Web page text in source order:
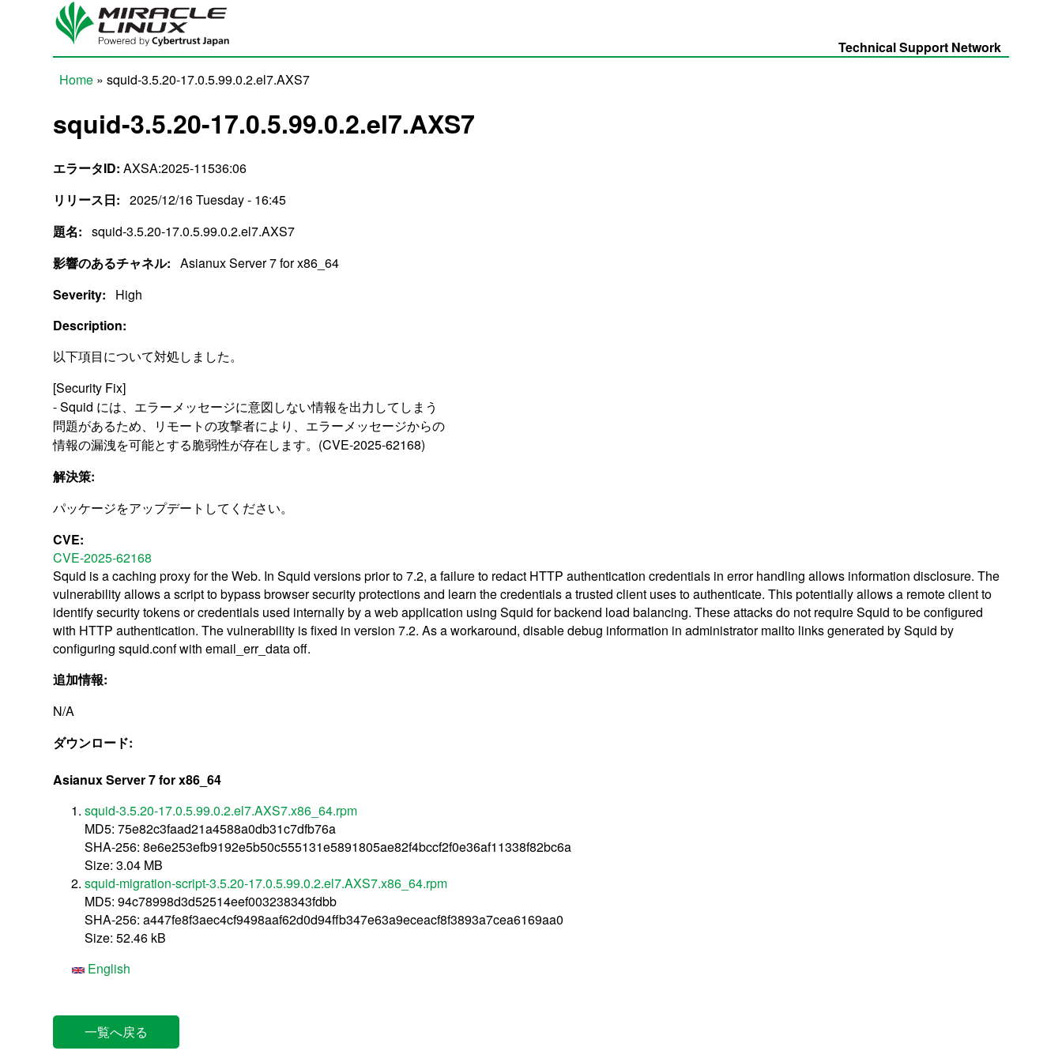
Skip to main content
Technical Support Network
Home » squid-3.5.20-17.0.5.99.0.2.el7.AXS7
squid-3.5.20-17.0.5.99.0.2.el7.AXS7
エラータID: AXSA:2025-11536:06
リリース日: 2025/12/16 Tuesday - 16:45
題名: squid-3.5.20-17.0.5.99.0.2.el7.AXS7
影響のあるチャネル: Asianux Server 7 for x86_64
Severity:
High
Description:
以下項目について対処しました。
[Security Fix]
- Squid には、エラーメッセージに意図しない情報を出力してしまう
問題があるため、リモートの攻撃者により、エラーメッセージからの
情報の漏洩を可能とする脆弱性が存在します。(CVE-2025-62168)
解決策:
パッケージをアップデートしてください。
CVE:
CVE-2025-62168
Squid is a caching proxy for the Web. In Squid versions prior to 7.2, a failure to redact HTTP authentication credentials in error handling allows information disclosure. The
vulnerability allows a script to bypass browser security protections and learn the credentials a trusted client uses to authenticate. This potentially allows a remote client to
identify security tokens or credentials used internally by a web application using Squid for backend load balancing. These attacks do not require Squid to be configured
with HTTP authentication. The vulnerability is fixed in version 7.2. As a workaround, disable debug information in administrator mailto links generated by Squid by
configuring squid.conf with email_err_data off.
追加情報:
N/A
ダウンロード:
Asianux Server 7 for x86_64
squid-3.5.20-17.0.5.99.0.2.el7.AXS7.x86_64.rpm
MD5: 75e82c3faad21a4588a0db31c7dfb76a
SHA-256: 8e6e253efb9192e5b50c555131e5891805ae82f4bccf2f0e36af11338f82bc6a
Size: 3.04 MB
squid-migration-script-3.5.20-17.0.5.99.0.2.el7.AXS7.x86_64.rpm
MD5: 94c78998d3d52514eef003238343fdbb
SHA-256: a447fe8f3aec4cf9498aaf62d0d94ffb347e63a9eceacf8f3893a7cea6169aa0
Size: 52.46 kB
English
一覧へ戻る